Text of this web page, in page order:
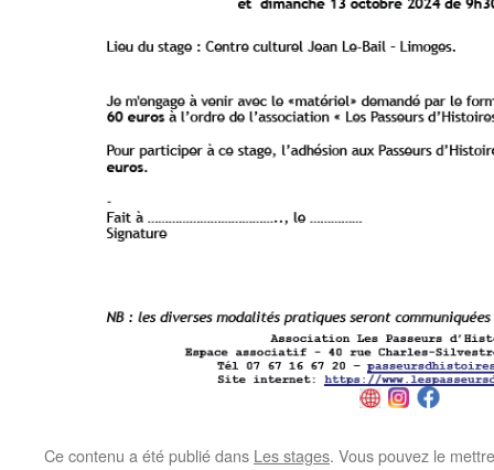
Ce contenu a été publié dans Les stages. Vous pouvez le